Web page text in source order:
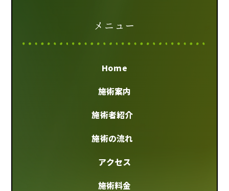
メニュー
Home
施術案内
施術者紹介
施術の流れ
アクセス
施術料金